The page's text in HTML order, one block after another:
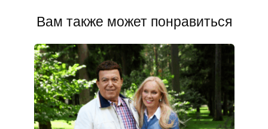
Вам также может понравиться